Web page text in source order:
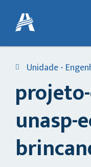
Unidade -
unasp-